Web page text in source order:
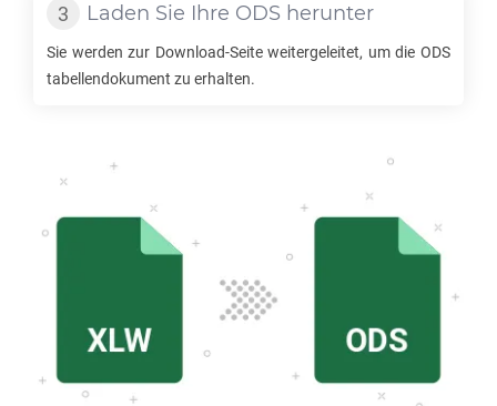
Laden Sie Ihre ODS herunter
Sie werden zur Download-Seite weitergeleitet, um die ODS
tabellendokument zu erhalten.